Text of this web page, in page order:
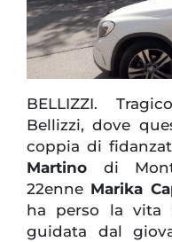
BELLIZZI.
Bellizzi, dove
coppia di
Martino di
22enne Marika
ha perso la vita
guidata dal